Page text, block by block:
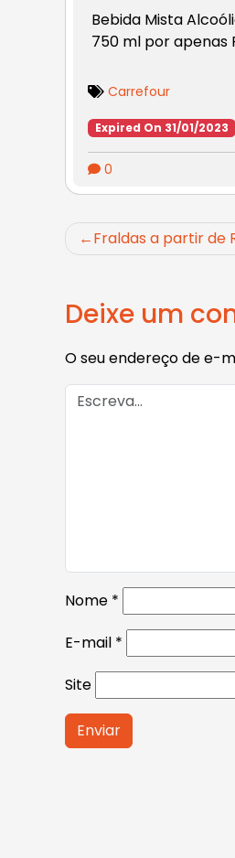
Bebida Mista
750 ml por apenas
Carrefour
Expired On 31/01/2023
0
Navegação
Post
Fraldas a partir de
Deixe um
O seu endereço de e-
Nome *
E-mail *
Site